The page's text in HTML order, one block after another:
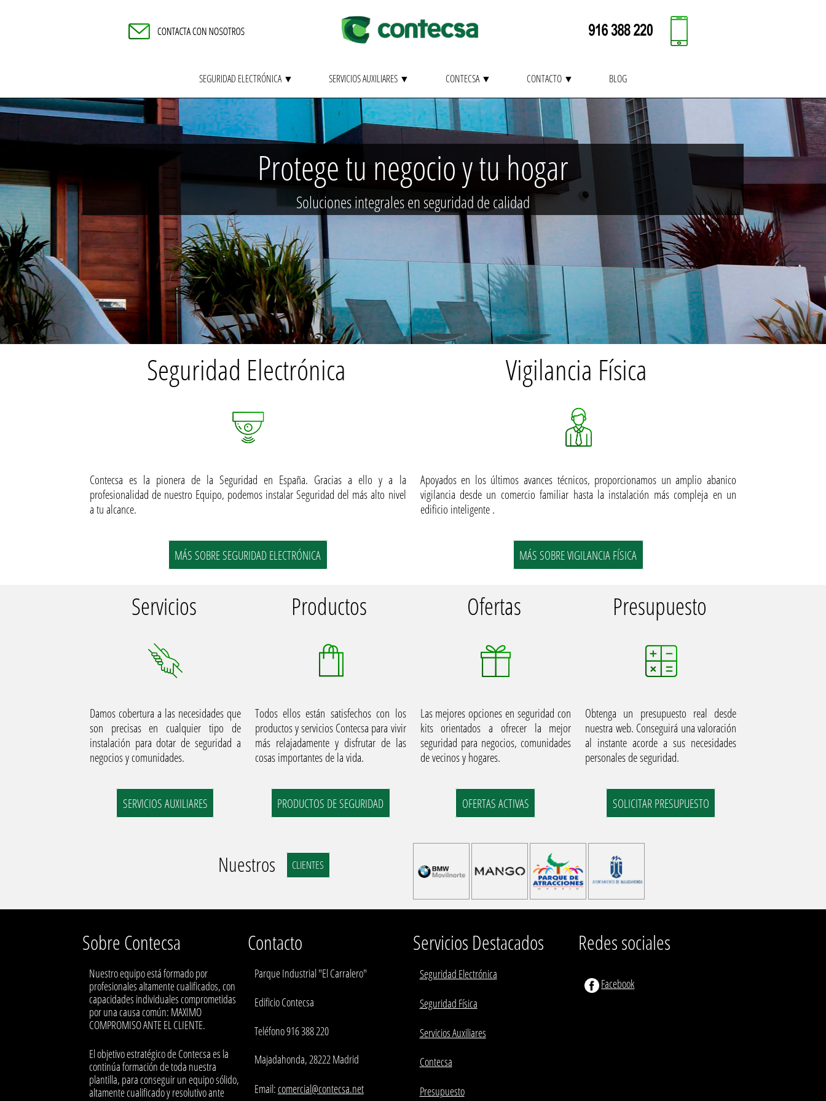
SEGURIDAD ELECTRÓNICA ▼ SERVICIOS AUXILIARES ▼ CONTECSA ▼ CONTACTO ▼ BLOG
Protege tu negocio y tu hogar
Soluciones integrales en seguridad de calidad
Seguridad Electrónica
Contecsa es la pionera de la Seguridad en España. Gracias a ello y a la
profesionalidad de nuestro Equipo, podemos instalar Seguridad del más alto nivel
a tu alcance.
MÁS SOBRE SEGURIDAD ELECTRÓNICA
Vigilancia Física
Apoyados en los últimos avances técnicos, proporcionamos un amplio abanico
vigilancia desde un comercio familiar hasta la instalación más compleja en un
edificio inteligente .
MÁS SOBRE VIGILANCIA FÍSICA
Servicios
Damos cobertura a las necesidades que
son precisas en cualquier tipo de
instalación para dotar de seguridad a
negocios y comunidades.
SERVICIOS AUXILIARES
Productos
Todos ellos están satisfechos con los
productos y servicios Contecsa para vivir
más relajadamente y disfrutar de las
cosas importantes de la vida.
PRODUCTOS DE SEGURIDAD
Ofertas
Las mejores opciones en seguridad con
kits orientados a ofrecer la mejor
seguridad para negocios, comunidades
de vecinos y hogares.
OFERTAS ACTIVAS
Presupuesto
Obtenga un presupuesto real desde
nuestra web. Conseguirá una valoración
al instante acorde a sus necesidades
personales de seguridad.
SOLICITAR PRESUPUESTO
Nuestros CLIENTES
Sobre Contecsa
Nuestro equipo está formado por
profesionales altamente cualificados, con
capacidades individuales comprometidas
por una causa común: MAXIMO
COMPROMISO ANTE EL CLIENTE.
El objetivo estratégico de Contecsa es la
continúa formación de toda nuestra
plantilla, para conseguir un equipo sólido,
altamente cualificado y resolutivo ante
Contacto
Parque Industrial "El Carralero"
Edificio Contecsa
Teléfono 916 388 220
Majadahonda, 28222 Madrid
Email:comercial@contecsa.net
Servicios Destacados
Seguridad Electrónica
Seguridad Física
Servicios Auxiliares
Contecsa
Presupuesto
Redes sociales
Facebook